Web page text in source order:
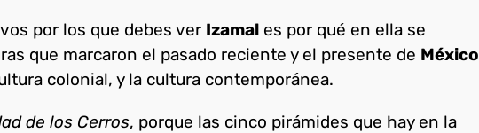
por los que debes ver Izamal es por qué en ella se
que marcaron el pasado reciente y el presente de México
colonial, y la cultura contemporánea.
de los Cerros, porque las cinco pirámides que hay en la